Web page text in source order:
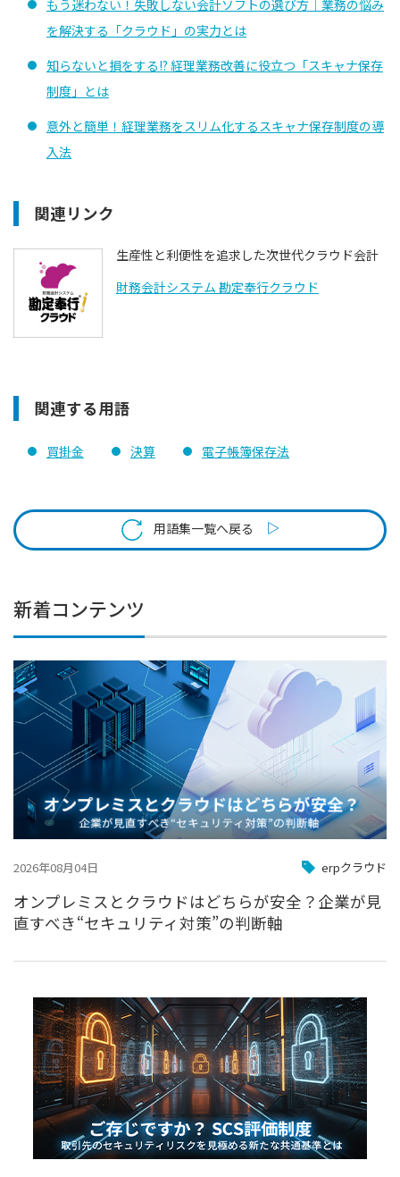
もう迷わない！失敗しない会計ソフトの選び方｜業務の悩み
を解決する「クラウド」の実力とは
知らないと損をする!? 経理業務改善に役立つ「スキャナ保存
制度」とは
意外と簡単！経理業務をスリム化するスキャナ保存制度の導
入法
関連リンク
生産性と利便性を追求した次世代クラウド会計
財務会計システム 勘定奉行クラウド
関連する用語
買掛金 決算 電子帳簿保存法
用語集一覧へ戻る
新着コンテンツ
2026年08月04日 erpクラウド
オンプレミスとクラウドはどちらが安全？企業が見
直すべき“セキュリティ対策”の判断軸